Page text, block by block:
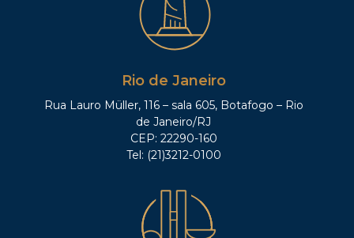
Rio de Janeiro
Rua Lauro Müller, 116 – sala 605, Botafogo – Rio
de Janeiro/RJ
CEP: 22290-160
Tel: (21)3212-0100